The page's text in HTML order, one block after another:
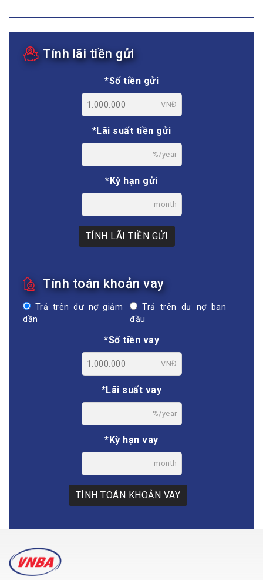
Tính lãi tiền gửi
*Số tiền gửi
VNĐ
*Lãi suất tiền gửi
%/year
*Kỳ hạn gửi
month
TÍNH LÃI TIỀN GỬI
Tính toán khoản vay
Trả trên dư nợ giảm
dần
Trả trên dư nợ ban
đầu
*Số tiền vay
VNĐ
*Lãi suất vay
%/year
*Kỳ hạn vay
month
TÍNH TOÁN KHOẢN VAY